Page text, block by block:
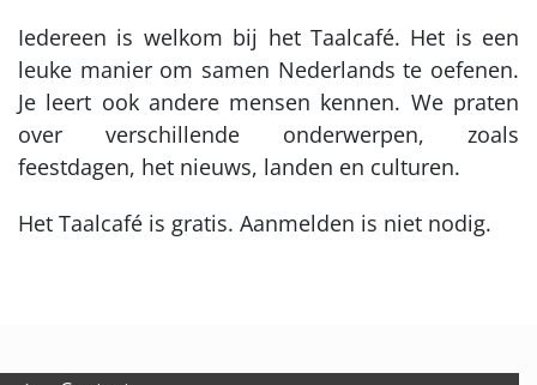
Iedereen is welkom bij het Taalcafé. Het is een
leuke manier om samen Nederlands te oefenen.
Je leert ook andere mensen kennen. We praten
over verschillende onderwerpen, zoals
feestdagen, het nieuws, landen en culturen.
Het Taalcafé is gratis. Aanmelden is niet nodig.